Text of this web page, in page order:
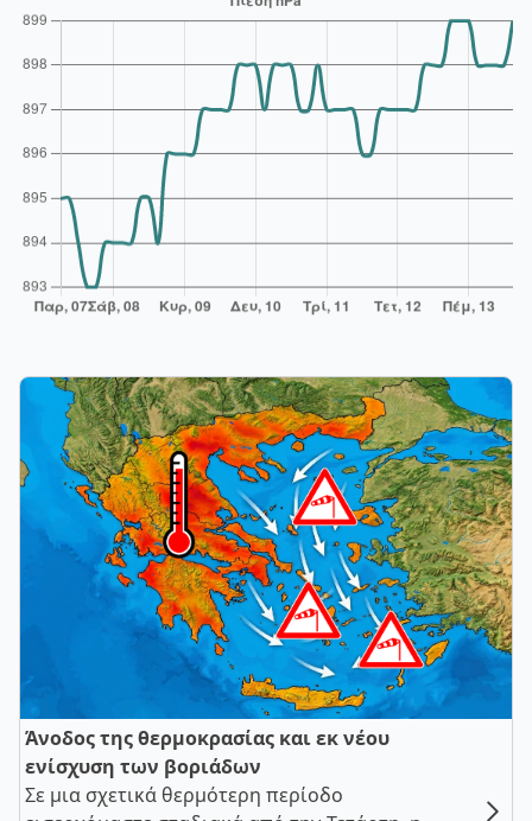
Άνοδος της θερμοκρασίας και εκ νέου
ενίσχυση των βοριάδων
Σε μια σχετικά θερμότερη περίοδο